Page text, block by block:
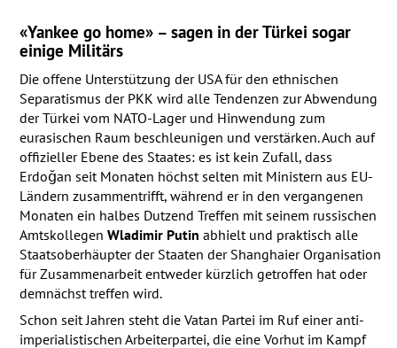
«Yankee go home» – sagen in der Türkei sogar
einige Militärs
Die offene Unterstützung der USAfür den ethnischen
Separatismus der PKK wird alle Tendenzen zur Abwendung
der Türkei vom NATO-Lager und Hinwendung zum
eurasischen Raum beschleunigen und verstärken. Auch auf
offizieller Ebene des Staates: es ist kein Zufall, dass
Erdoğan seit Monaten höchst selten mit Ministern aus EU-
Ländern zusammentrifft, während er in den vergangenen
Monaten ein halbes Dutzend Treffen mit seinem russischen
Amtskollegen Wladimir Putin abhielt und praktisch alle
Staatsoberhäupter der Staaten der Shanghaier Organisation
für Zusammenarbeit entweder kürzlich getroffen hat oder
demnächst treffen wird.
Schon seit Jahren steht die Vatan Partei im Ruf einer anti-
imperialistischen Arbeiterpartei, die eine Vorhut im Kampf